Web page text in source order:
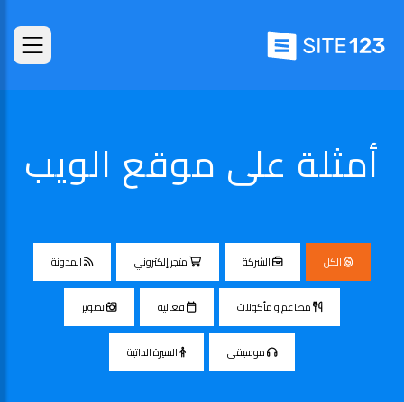
أمثلة على موقع الويب
الكل الشركة متجر إلكتروني المدونة
مطاعم و مأكولات فعالية تصوير
موسيقى السيرة الذاتية